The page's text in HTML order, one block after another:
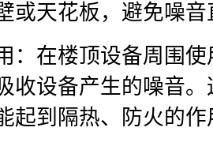
或天花板，避免噪
：在楼顶设备周围
收设备产生的噪音
起到隔热、防火的作